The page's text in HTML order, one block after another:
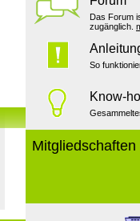
Das Forum
zugänglich.
So
Know-
Mitgliedschaften